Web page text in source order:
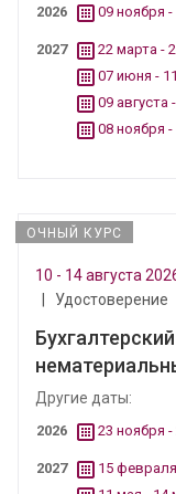
2026 09 ноября
2027
22 марта -
07 июня -
09 августа
08 ноября
ОЧНЫЙ КУРС
10 - 14 августа
Удостоверение
Другие даты:
2026 23 ноября
2027
15